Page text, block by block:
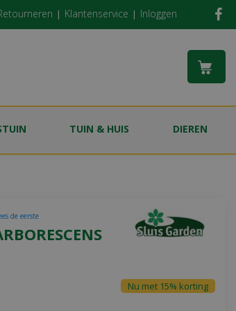
Klantenservice Inloggen
TUIN & HUIS DIEREN
de eerste
Nu met 15% korting